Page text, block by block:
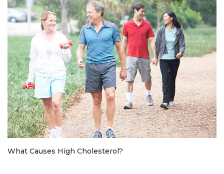
What Causes High Cholesterol?